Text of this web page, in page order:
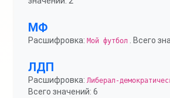
МФ
Расшифровка: Мой футбол . Всего
ЛДП
Расшифровка: Либерал-
Всего значений: 6